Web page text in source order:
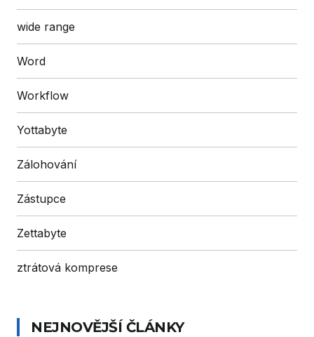
wide range
Word
Workflow
Yottabyte
Zálohování
Zástupce
Zettabyte
ztrátová komprese
NEJNOVĚJŠÍ ČLÁNKY